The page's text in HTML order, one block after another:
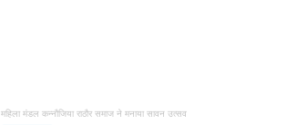
महिला मंडल कन्नौजिया राठौर समाज ने मनाया सावन उत्सव